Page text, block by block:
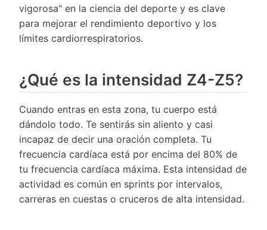
vigorosa" en la ciencia del deporte y es clave
para mejorar el rendimiento deportivo y los
límites cardiorrespiratorios.
¿Qué es la intensidad Z4-Z5?
Cuando entras en esta zona, tu cuerpo está
dándolo todo. Te sentirás sin aliento y casi
incapaz de decir una oración completa. Tu
frecuencia cardíaca está por encima del 80% de
tu frecuencia cardíaca máxima. Esta intensidad de
actividad es común en sprints por intervalos,
carreras en cuestas o cruceros de alta intensidad.